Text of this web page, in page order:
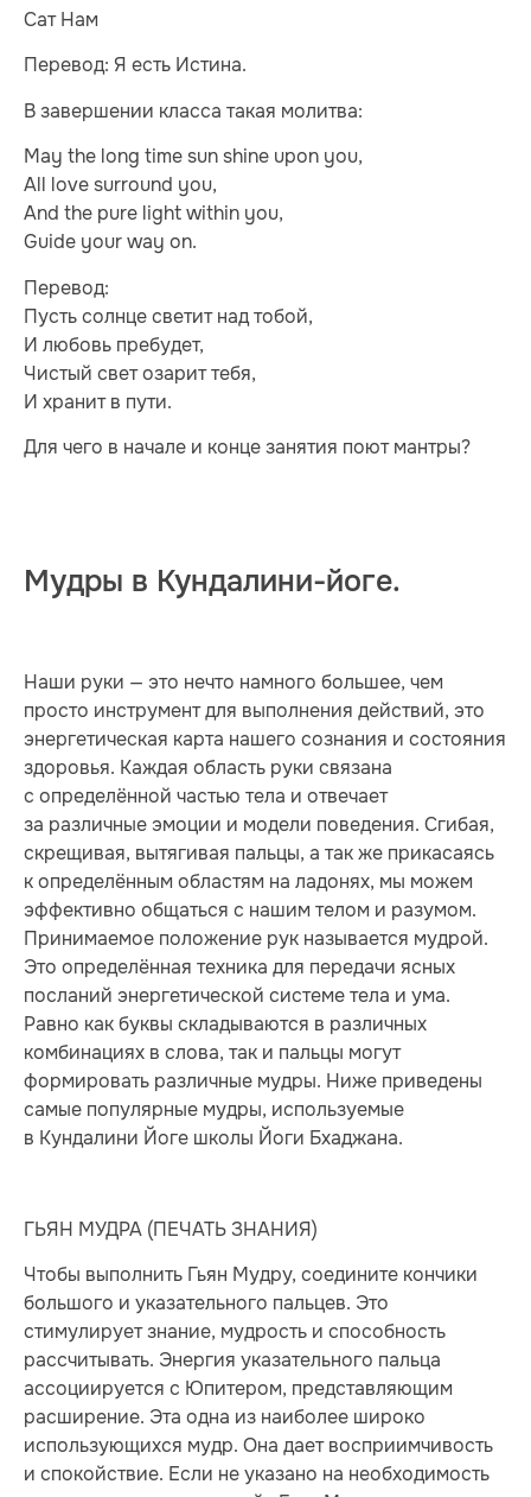
Сат Нам
Перевод: Я есть Истина.
В завершении класса такая молитва:
May the long time sun shine upon you,
All love surround you,
And the pure light within you,
Guide your way on.
Перевод:
Пусть солнце светит над тобой,
И любовь пребудет,
Чистый свет озарит тебя,
И хранит в пути.
Для чего в начале и конце занятия поют мантры?
Мудры в Кундалини-йоге.
Наши руки — это нечто намного большее, чем
просто инструмент для выполнения действий, это
энергетическая карта нашего сознания и состояния
здоровья. Каждая область руки связана
с определённой частью тела и отвечает
за различные эмоции и модели поведения. Сгибая,
скрещивая, вытягивая пальцы, а так же прикасаясь
к определённым областям на ладонях, мы можем
эффективно общаться с нашим телом и разумом.
Принимаемое положение рук называется мудрой.
Это определённая техника для передачи ясных
посланий энергетической системе тела и ума.
Равно как буквы складываются в различных
комбинациях в слова, так и пальцы могут
формировать различные мудры. Ниже приведены
самые популярные мудры, используемые
в Кундалини Йоге школы Йоги Бхаджана.
ГЬЯН МУДРА (ПЕЧАТЬ ЗНАНИЯ)
Чтобы выполнить Гьян Мудру, соедините кончики
большого и указательного пальцев. Это
стимулирует знание, мудрость и способность
рассчитывать. Энергия указательного пальца
ассоциируется с Юпитером, представляющим
расширение. Эта одна из наиболее широко
использующихся мудр. Она дает восприимчивость
и спокойствие. Если не указано на необходимость